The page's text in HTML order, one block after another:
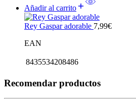
Añadir al carrito
Rey Gaspar adorable 7,99€
EAN
8435534208486
Recomendar productos